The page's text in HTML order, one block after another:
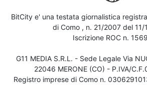
BitCity e' una testata giornalistica
di Como , n. 21/2007 del
Iscrizione ROC n.
G11 MEDIA S.R.L. - Sede Legale Via
22046 MERONE (CO) - P.IVA/
Registro imprese di Como n.